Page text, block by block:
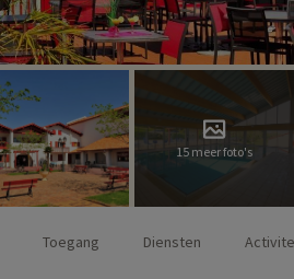
15 meer foto's
Toegang Diensten